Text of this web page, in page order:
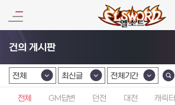
건의 게시판
카테고리 선택
전체
카테고리 선택
최신글
카테고리 선택
전체기간
전체 GM답변 던전 대전 캐릭터